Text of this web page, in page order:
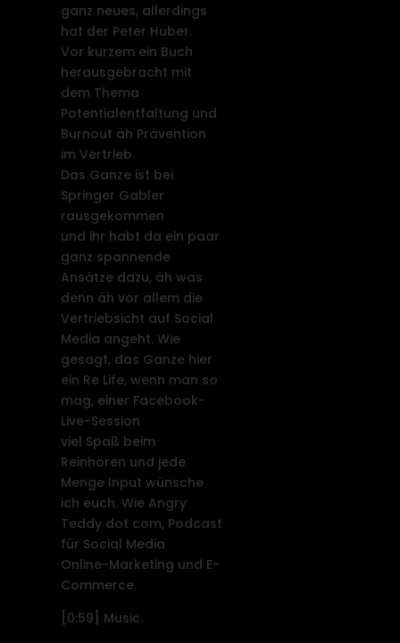
ganz neues, allerdings
hat der Peter Huber.
Vor kurzem ein Buch
herausgebracht mit
dem Thema
Potentialentfaltung und
Burnout äh Prävention
im Vertrieb.
Das Ganze ist bei
Springer Gabler
rausgekommen
und ihr habt da ein paar
ganz spannende
Ansätze dazu, äh was
denn äh vor allem die
Vertriebsicht auf Social
Media angeht. Wie
gesagt, das Ganze hier
ein Re Life, wenn man so
mag, einer Facebook-
Live-Session
viel Spaß beim
Reinhören und jede
Menge Input wünsche
ich euch. Wie Angry
Teddy dot com, Podcast
für Social Media
Online-Marketing und E-
Commerce.
[0:59]
Music.